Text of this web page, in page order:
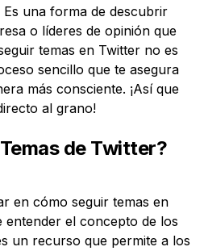
una forma de descubrir
o líderes de opinión que
temas en Twitter no es
sencillo que te asegura
más consciente. ¡Así que
al grano!
de Twitter?
en cómo seguir temas en
entender el concepto de los
un recurso que permite a los